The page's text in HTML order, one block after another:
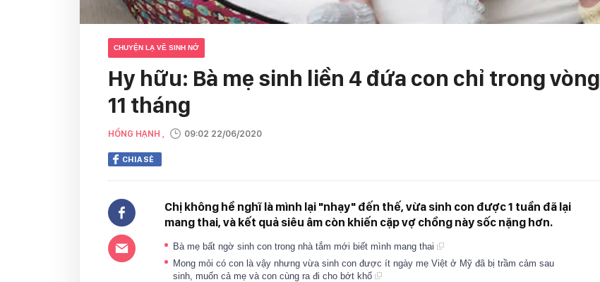
CHUYỆN LẠ VỀ SINH NỞ
Hy hữu: Bà mẹ sinh liền 4 đứa con chỉ trong vòng
11 tháng
HỒNG HẠNH , 09:02 22/06/2020
CHIA SẺ
Chị không hề nghĩ là mình lại "nhạy" đến thế, vừa sinh con được 1 tuần đã lại
mang thai, và kết quả siêu âm còn khiến cặp vợ chồng này sốc nặng hơn.
Bà mẹ bất ngờ sinh con trong nhà tắm mới biết mình mang thai
Mong mỏi có con là vậy nhưng vừa sinh con được ít ngày mẹ Việt ở Mỹ đã bị trầm cảm sau
sinh, muốn cả mẹ và con cùng ra đi cho bớt khổ